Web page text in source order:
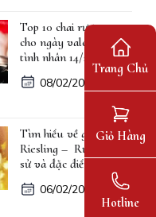
Top 10 chai rượu vang
cho ngày valentine lễ
tình nhân 14/2
08/02/2023
Tìm hiểu về giống nho
Riesling – Rượu, lịch
sử và đặc điểm
06/02/2023
Trang Chủ
Giỏ Hàng
Hotline